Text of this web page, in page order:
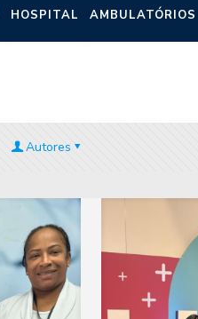
HOSPITAL AMBULATÓRIOS
Autores